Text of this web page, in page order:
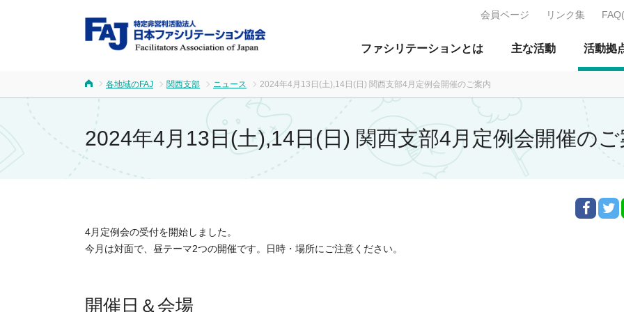
ファシリテーションとは 主な活動 活動拠
会員ページ リンク集
各地域のFAJ 関西支部 ニュース 2024年4月13日(土),14日(日) 関西支部4月定例会開催のご案内
2024年4月13日(土),14日(日) 関西支部4月定例会開催の
4月定例会の受付を開始しました。
今月は対面で、昼テーマ2つの開催です。日時・場所にご注意ください。
開催日＆会場